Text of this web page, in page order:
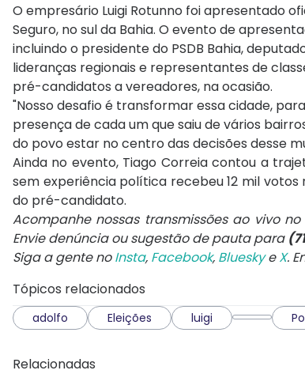
O empresário Luigi Rotunno foi apresentado
Seguro, no sul da Bahia. O evento de
incluindo o presidente do PSDB Bahia,
lideranças regionais e representantes de
pré-candidatos a vereadores, na ocasião.
"Nosso desafio é transformar essa cidade,
presença de cada um que saiu de vários
do povo estar no centro das decisões desse
Ainda no evento, Tiago Correia contou a
sem experiência política recebeu 12 mil votos
do pré-candidato.
Acompanhe nossas transmissões ao vivo no
Envie denúncia ou sugestão de pauta para
Siga a gente noInsta, Facebook, BlueskyeX.
Tópicos relacionados
adolfo Eleições luigi
Relacionadas